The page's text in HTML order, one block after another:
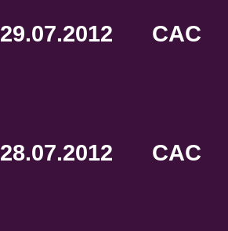
29.07.2012 CAC
28.07.2012 CAC